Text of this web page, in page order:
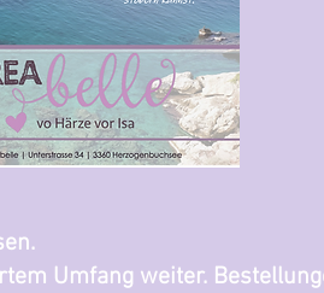
Umfang weiter.